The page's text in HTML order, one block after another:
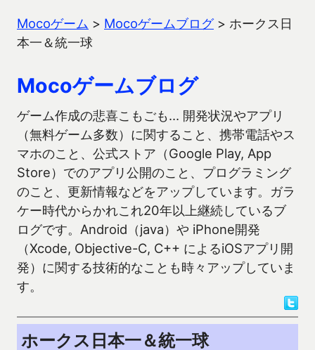
Mocoゲーム > Mocoゲームブログ> ホークス日
本一＆統一球
Mocoゲームブログ
ゲーム作成の悲喜こもごも… 開発状況やアプリ
（無料ゲーム多数）に関すること、携帯電話やス
マホのこと、公式ストア（Google Play, App
Store）でのアプリ公開のこと、プログラミング
のこと、更新情報などをアップしています。ガラ
ケー時代からかれこれ20年以上継続しているブ
ログです。Android（java）や iPhone開発
（Xcode, Objective-C, C++ によるiOSアプリ開
発）に関する技術的なことも時々アップしていま
す。
ホークス日本一＆統一球